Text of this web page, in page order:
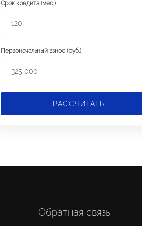
Срок кредита (мес.)
Первоначальный взнос (руб.)
РАССЧИТАТЬ
Обратная связь